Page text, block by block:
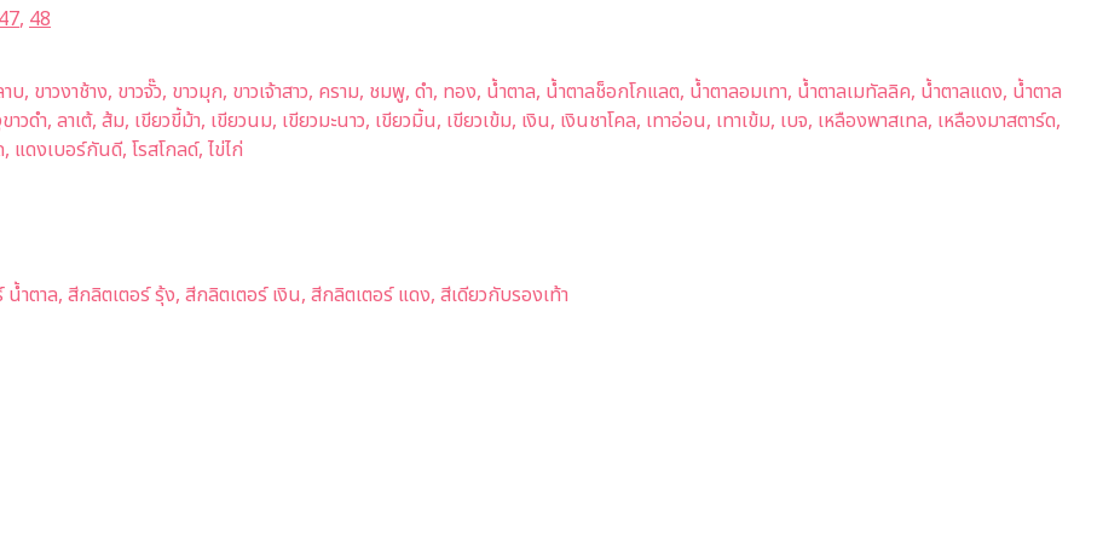
, 48
ขาวงาช้าง, ขาวจั๊ว, ขาวมุก, ขาวเจ้าสาว, คราม, ชมพู, ดำ, ทอง, น้ำตาล, น้ำตาลช็อกโกแลต, น้ำตาลอมเทา, น้ำตาลเมทัลลิค, น้ำตาลแดง, น้ำตาล
ำ, ลาเต้, ส้ม, เขียวขี้ม้า, เขียวนม, เขียวมะนาว, เขียวมิ้น, เขียวเข้ม, เงิน, เงินชาโคล, เทาอ่อน, เทาเข้ม, เบจ, เหลืองพาสเทล, เหลืองมาสตาร์ด,
ดงเบอร์กันดี, โรสโกลด์, ไข่ไก่
ตาล, สีกลิตเตอร์ รุ้ง, สีกลิตเตอร์ เงิน, สีกลิตเตอร์ แดง, สีเดียวกับรองเท้า